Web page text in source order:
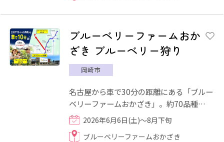
ブルーベリーファームおか
ざき ブルーベリー狩り
岡崎市
名古屋から車で30分の距離にある「ブルー
ベリーファームおかざき」。約70品種
1,500本ものブルーベリーを栽培している
ので、いつ来ても10～20品種の...
2026年6月6日(土)～8月下旬
ブルーベリーファームおかざき